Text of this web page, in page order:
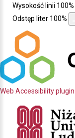
Wysokość linii 100%
Odstęp liter 100%
Web Accessibility plugin